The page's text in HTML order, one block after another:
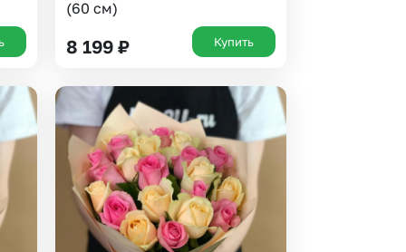
(60 см)
8 199 ₽ Купить